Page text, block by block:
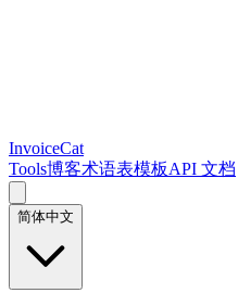
InvoiceCat
Tools博客术语表模板API 文档
简体中文